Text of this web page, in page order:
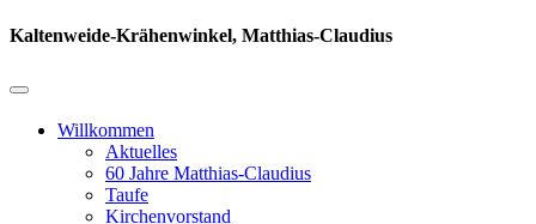
Kaltenweide-Krähenwinkel, Matthias-Claudius
Willkommen
Aktuelles
60 Jahre Matthias-Claudius
Taufe
Kirchenvorstand